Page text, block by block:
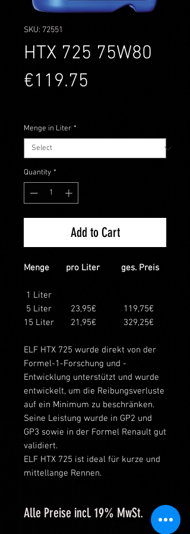
SKU: 72551
HTX 725 75W80
€119.75
Menge in Liter *
Quantity *
Add to Cart
Menge pro Liter ges. Preis
1 Liter
5 Liter
23,95€
119,75€
15 Liter 21,95€ 329,25€
ELF HTX 725 wurde direkt von der
Formel-1-Forschung und -
Entwicklung unterstützt und wurde
entwickelt, um die Reibungsverluste
auf ein Minimum zu beschränken.
Seine Leistung wurde in GP2 und
GP3 sowie in der Formel Renault gut
validiert.
ELF HTX 725 ist ideal für kurze und
mittellange Rennen.
Alle Preise incl. 19% MwSt.